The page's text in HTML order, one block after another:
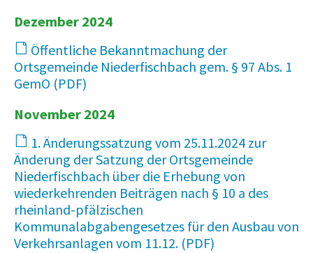
Dezember 2024
Öffentliche Bekanntmachung der
Ortsgemeinde Niederfischbach gem. § 97 Abs. 1
GemO
November 2024
1. Änderungssatzung vom 25.11.2024 zur
Änderung der Satzung der Ortsgemeinde
Niederfischbach über die Erhebung von
wiederkehrenden Beiträgen nach § 10 a des
rheinland-pfälzischen
Kommunalabgabengesetzes für den Ausbau von
Verkehrsanlagen vom 11.12.